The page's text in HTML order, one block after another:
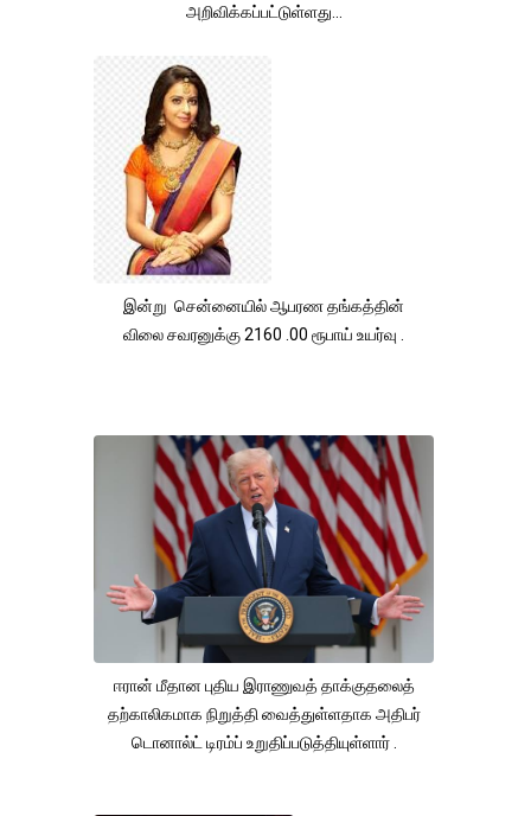
அறிவிக்கப்பட்டுள்ளது...
இன்று சென்னையில் ஆபரண தங்கத்தின்
விலை சவரனுக்கு 2160 .00 ரூபாய் உயர்வு .
ஈரான் மீதான புதிய இராணுவத் தாக்குதலைத்
தற்காலிகமாக நிறுத்தி வைத்துள்ளதாக அதிபர்
டொனால்ட் டிரம்ப் உறுதிப்படுத்தியுள்ளார் .